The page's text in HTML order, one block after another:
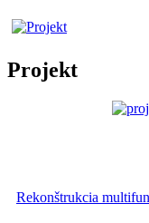
Projekt
Rekonštrukcia